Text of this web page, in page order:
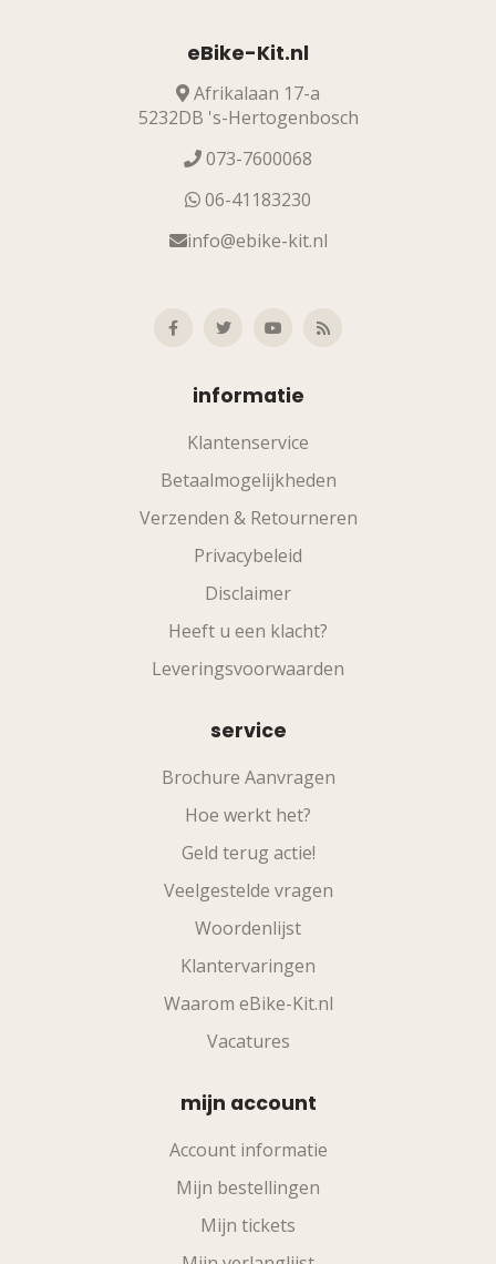
eBike-Kit.nl
Afrikalaan 17-a
5232DB 's-Hertogenbosch
073-7600068
06-41183230
info@ebike-kit.nl
informatie
Klantenservice
Betaalmogelijkheden
Verzenden & Retourneren
Privacybeleid
Disclaimer
Heeft u een klacht?
Leveringsvoorwaarden
service
Brochure Aanvragen
Hoe werkt het?
Geld terug actie!
Veelgestelde vragen
Woordenlijst
Klantervaringen
Waarom eBike-Kit.nl
Vacatures
mijn account
Account informatie
Mijn bestellingen
Mijn tickets